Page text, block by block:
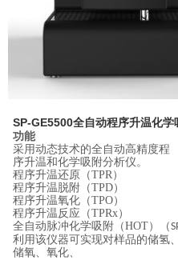
SP-GE5500全自动程序升温化学
功能
采用动态技术的全自动高精度程
序升温和化学吸附分析仪。
程序升温还原（TPR）
程序升温脱附（TPD）
程序升温氧化（TPO）
程序升温反应（TPRx）
全自动脉冲化学吸附（HOT）（
利用该仪器可实现对样品的储氢、
储氧、氧化、